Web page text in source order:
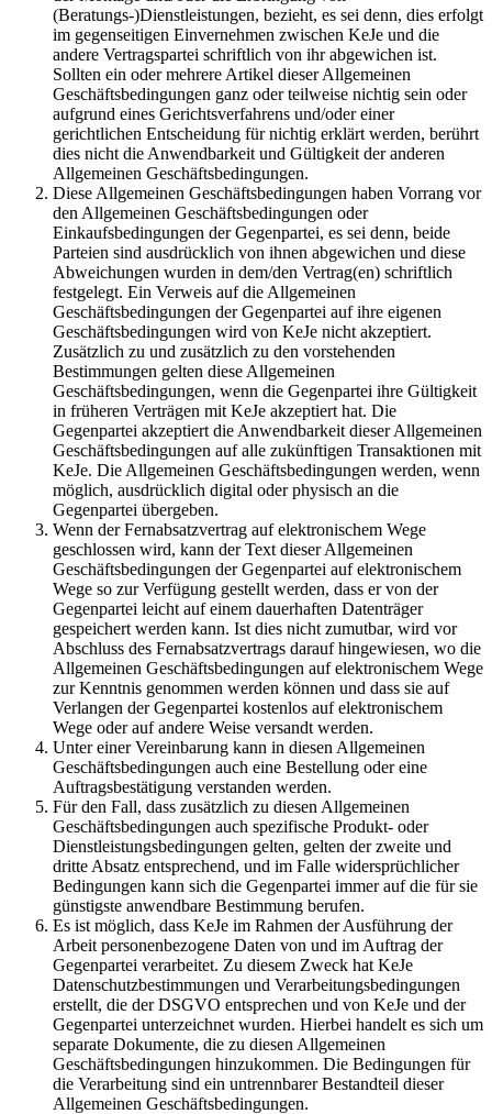
(Beratungs-)Dienstleistungen, bezieht, es sei denn, dies erfolgt
im gegenseitigen Einvernehmen zwischen KeJe und die
andere Vertragspartei schriftlich von ihr abgewichen ist.
Sollten ein oder mehrere Artikel dieser Allgemeinen
Geschäftsbedingungen ganz oder teilweise nichtig sein oder
aufgrund eines Gerichtsverfahrens und/oder einer
gerichtlichen Entscheidung für nichtig erklärt werden, berührt
dies nicht die Anwendbarkeit und Gültigkeit der anderen
Allgemeinen Geschäftsbedingungen.
Diese Allgemeinen Geschäftsbedingungen haben Vorrang vor
den Allgemeinen Geschäftsbedingungen oder
Einkaufsbedingungen der Gegenpartei, es sei denn, beide
Parteien sind ausdrücklich von ihnen abgewichen und diese
Abweichungen wurden in dem/den Vertrag(en) schriftlich
festgelegt. Ein Verweis auf die Allgemeinen
Geschäftsbedingungen der Gegenpartei auf ihre eigenen
Geschäftsbedingungen wird von KeJe nicht akzeptiert.
Zusätzlich zu und zusätzlich zu den vorstehenden
Bestimmungen gelten diese Allgemeinen
Geschäftsbedingungen, wenn die Gegenpartei ihre Gültigkeit
in früheren Verträgen mit KeJe akzeptiert hat. Die
Gegenpartei akzeptiert die Anwendbarkeit dieser Allgemeinen
Geschäftsbedingungen auf alle zukünftigen Transaktionen mit
KeJe. Die Allgemeinen Geschäftsbedingungen werden, wenn
möglich, ausdrücklich digital oder physisch an die
Gegenpartei übergeben.
Wenn der Fernabsatzvertrag auf elektronischem Wege
geschlossen wird, kann der Text dieser Allgemeinen
Geschäftsbedingungen der Gegenpartei auf elektronischem
Wege so zur Verfügung gestellt werden, dass er von der
Gegenpartei leicht auf einem dauerhaften Datenträger
gespeichert werden kann. Ist dies nicht zumutbar, wird vor
Abschluss des Fernabsatzvertrags darauf hingewiesen, wo die
Allgemeinen Geschäftsbedingungen auf elektronischem Wege
zur Kenntnis genommen werden können und dass sie auf
Verlangen der Gegenpartei kostenlos auf elektronischem
Wege oder auf andere Weise versandt werden.
Unter einer Vereinbarung kann in diesen Allgemeinen
Geschäftsbedingungen auch eine Bestellung oder eine
Auftragsbestätigung verstanden werden.
Für den Fall, dass zusätzlich zu diesen Allgemeinen
Geschäftsbedingungen auch spezifische Produkt- oder
Dienstleistungsbedingungen gelten, gelten der zweite und
dritte Absatz entsprechend, und im Falle widersprüchlicher
Bedingungen kann sich die Gegenpartei immer auf die für sie
günstigste anwendbare Bestimmung berufen.
Es ist möglich, dass KeJe im Rahmen der Ausführung der
Arbeit personenbezogene Daten von und im Auftrag der
Gegenpartei verarbeitet. Zu diesem Zweck hat KeJe
Datenschutzbestimmungen und Verarbeitungsbedingungen
erstellt, die der DSGVO entsprechen und von KeJe und der
Gegenpartei unterzeichnet wurden. Hierbei handelt es sich um
separate Dokumente, die zu diesen Allgemeinen
Geschäftsbedingungen hinzukommen. Die Bedingungen für
die Verarbeitung sind ein untrennbarer Bestandteil dieser
Allgemeinen Geschäftsbedingungen.